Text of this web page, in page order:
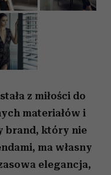
z miłości do
materiałów i
brand, który nie
ma własny
elegancja,